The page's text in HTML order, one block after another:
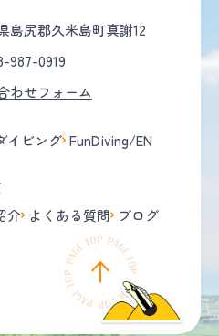
島尻郡久米島町真謝12
987-0919
わせフォーム
イビング FunDiving/EN
介 よくある質問 ブログ